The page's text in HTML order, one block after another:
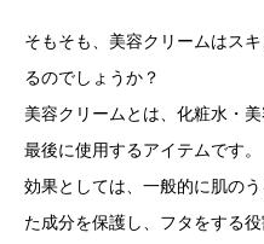
そもそも、美容クリームはス
るのでしょうか？
美容クリームとは、化粧水・
最後に使用するアイテムです。
効果としては、一般的に肌の
た成分を保護し、フタをする役